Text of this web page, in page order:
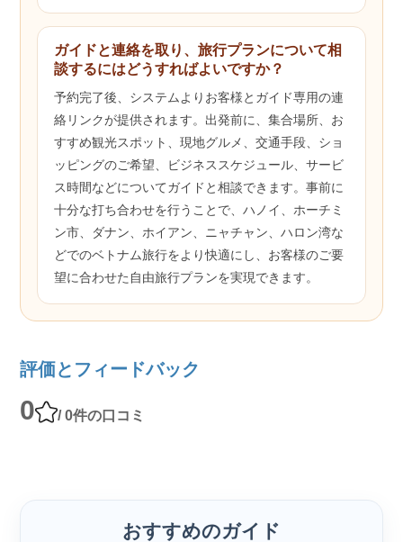
ガイドと連絡を取り、旅行プランについて相
談するにはどうすればよいですか？
予約完了後、システムよりお客様とガイド専用の連
絡リンクが提供されます。出発前に、集合場所、お
すすめ観光スポット、現地グルメ、交通手段、ショ
ッピングのご希望、ビジネススケジュール、サービ
ス時間などについてガイドと相談できます。事前に
十分な打ち合わせを行うことで、ハノイ、ホーチミ
ン市、ダナン、ホイアン、ニャチャン、ハロン湾な
どでのベトナム旅行をより快適にし、お客様のご要
望に合わせた自由旅行プランを実現できます。
評価とフィードバック
0 / 0件の口コミ
おすすめのガイド